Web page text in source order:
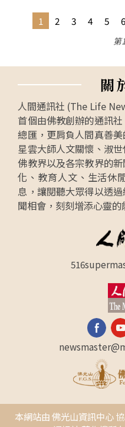
1 2 3 4 5 6
第
關
人間通訊社 (The Life
首個由佛教創辦的通訊
總匯，更肩負人間真善
星雲大師人文關懷、淑
佛教界以及各宗教界的
化、教育人文、生活休
息，讓閱聽大眾得以透
聞相會，刻刻增添心靈
本網站由 佛光山資訊中心